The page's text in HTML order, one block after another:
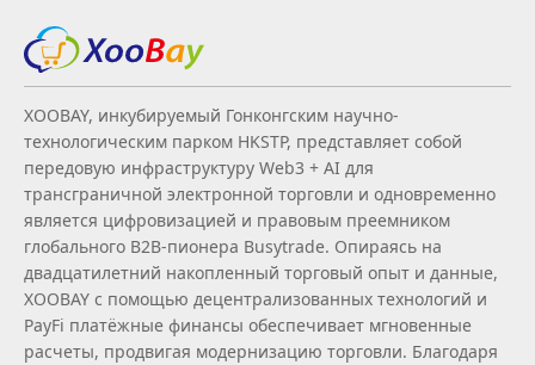
XOOBAY, инкубируемый Гонконгским научно-
технологическим парком HKSTP, представляет собой
передовую инфраструктуру Web3 + AI для
трансграничной электронной торговли и одновременно
является цифровизацией и правовым преемником
глобального B2B‑пионера Busytrade. Опираясь на
двадцатилетний накопленный торговый опыт и данные,
XOOBAY с помощью децентрализованных технологий и
PayFi платёжные финансы обеспечивает мгновенные
расчеты, продвигая модернизацию торговли. Благодаря